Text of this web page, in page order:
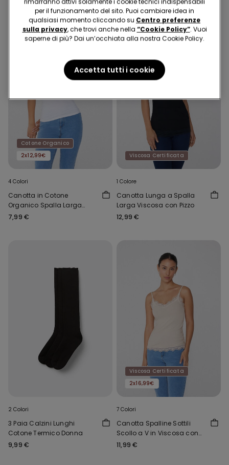
Cotone Organico
2x12,99€
4 Colori
Canotta in Cotone
Organico Spalla Larga
Scollo Stondato
7,99 €
Viscosa Certificata
1 Colore
Canotta Lunga a Spalla
Larga Viscosa con Pizzo
12,99 €
2 Colori
3 Paia Calzini Lunghi
Cotone Termico Donna
9,99 €
Viscosa Certificata
2x16,99€
7 Colori
Canotta Spalline Sottili
Scollo a V in Viscosa con
Pizzo
11,99 €
per il funzionamento del sito. Puoi cambiare idea in
qualsiasi momento cliccando su Centro preferenze
sulla privacy, che trovi anche nella “Cookie Policy”. Vuoi
saperne di più? Dai un’occhiata alla nostra Cookie Policy.
Accetta tutti i cookie